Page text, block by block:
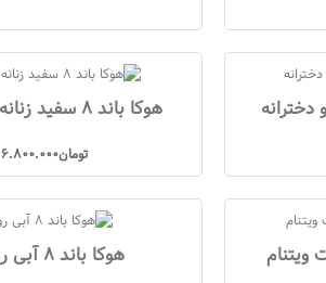
هوکا باند 8 سفید زنانه و دخترانه
تومان6.800.000
هوکا باند 8 آبی روشن